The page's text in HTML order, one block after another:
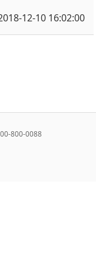
12-10 16:02:00
800-0088